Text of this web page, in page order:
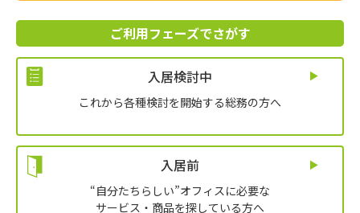
ご利用フェーズでさがす
入居検討中
これから各種検討を開始する総務の方へ
入居前
“自分たちらしい”オフィスに必要な
サービス・商品を探している方へ